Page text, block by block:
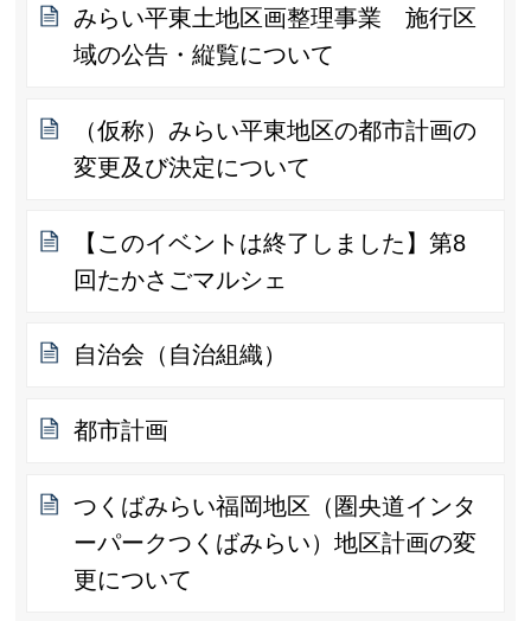
みらい平東土地区画整理事業 施行区
域の公告・縦覧について
（仮称）みらい平東地区の都市計画の
変更及び決定について
【このイベントは終了しました】第8
回たかさごマルシェ
自治会（自治組織）
都市計画
つくばみらい福岡地区（圏央道インタ
ーパークつくばみらい）地区計画の変
更について